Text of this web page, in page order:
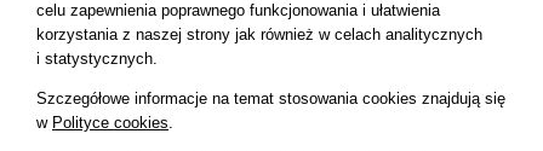
Kompleksowy Nadzór Inwestorski, Inżynier Kontraktu, Inżynier
Projektu, Inspektor Nadzoru, Inwestor Zastępczy.
O FIRMIE
celu zapewnienia poprawnego funkcjonowania i ułatwienia
korzystania z naszej strony jak również w celach analitycznych
i statystycznych.
Szczegółowe informacje na temat stosowania cookies znajdują się
w Polityce cookies.